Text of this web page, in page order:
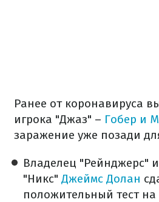
Ранее от коронавируса
игрока "Джаз" – Гобер и
заражение уже позади
Владелец "Рейнджерс"
"Никс" Джеймс Долан
положительный тест на